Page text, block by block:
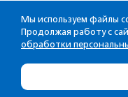
Мы используем файлы
Продолжая работу с
обработки